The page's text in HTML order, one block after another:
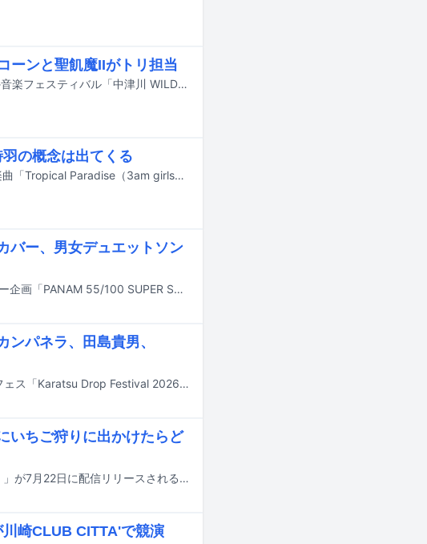
ーンと聖飢魔IIがトリ担当
9月19日と20日に岐阜・中津川公園内特設ステージで行われる野外音楽フェスティバル「中津川 WILD WOOD 2026」のタイムテーブルが公開された。
の概念は出てくる
f5veと詩羽（水曜日のカンパネラ）が参加したコラボレーション楽曲「Tropical Paradise（3am girls）feat. f5ve, 詩羽」のミュージックビデオが、7月10日にYouTubeで公開された。
バー、男女デュエットソン
日本クラウン内のレーベル・PANAMの設立55周年を記念したカバー企画「PANAM 55/100 SUPER SONG COVERS」の第9弾として、山寺宏一と花澤香菜がかぐや姫の代表曲「赤ちょうちん」をカバー。本日7月8日に配信リリースされた。
パネラ、田島貴男、
9月26日と27日に佐賀・虹の松原海水浴場 東の浜で行われる野外フェス「Karatsu Drop Festival 2026」の出演アーティスト第3弾が発表された。
いちご狩りに出かけたらど
水曜日のカンパネラの新曲「いちご Got it（feat. ピーナッツくん）」が7月22日に配信リリースされる。
崎CLUB CITTA'で競演